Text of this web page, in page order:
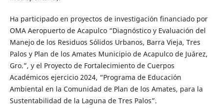
Ha participado en proyectos de investigación financiado por
OMA Aeropuerto de Acapulco “Diagnóstico y Evaluación del
Manejo de los Residuos Sólidos Urbanos, Barra Vieja, Tres
Palos y Plan de los Amates Municipio de Acapulco de Juárez,
Gro.”, y el Proyecto de Fortalecimiento de Cuerpos
Académicos ejercicio 2024, “Programa de Educación
Ambiental en la Comunidad de Plan de los Amates, para la
Sustentabilidad de la Laguna de Tres Palos”.